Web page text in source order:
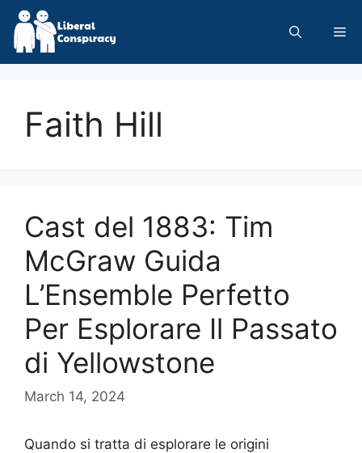
Skip
content
Faith Hill
Cast del 1883: Tim
McGraw Guida
L’Ensemble Perfetto
Per Esplorare Il Passato
di Yellowstone
March 14, 2024
Quando si tratta di esplorare le origini